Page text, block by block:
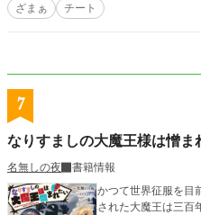
ざまぁ
チート
7
なりすましの大魔王様は憎ま
名無しの夜
書籍情報
かつて世界征服を目
された大魔王は三百